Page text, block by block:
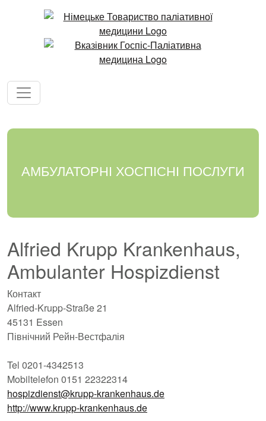
АМБУЛАТОРНІ ХОСПІСНІ ПОСЛУГИ
Alfried Krupp Krankenhaus,
Ambulanter Hospizdienst
Контакт
Alfried-Krupp-Straße 21
45131 Essen
Північний Рейн-Вестфалія
Tel 0201-4342513
Mobiltelefon 0151 22322314
hospizdienst@krupp-krankenhaus.de
http://www.krupp-krankenhaus.de